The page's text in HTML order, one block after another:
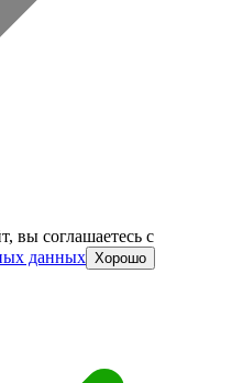
вы соглашаетесь c
данных Хорошо